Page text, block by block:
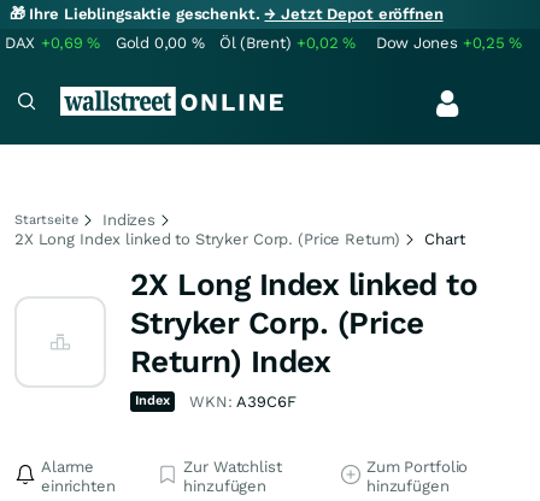
🎁 Ihre Lieblingsaktie geschenkt.→ Jetzt Depot eröffnen
DAX +0,69% Gold 0,00 % Öl (Brent) +0,02% Dow Jones +0,25%
Startseite
Indizes
2X Long Index linked to Stryker Corp. (Price Return)
Chart
2X Long Index linked to
Stryker Corp. (Price
Return) Index
Index WKN:A39C6F
Alarme
einrichten
Zur Watchlist
hinzufügen
Zum Portfolio
hinzufügen